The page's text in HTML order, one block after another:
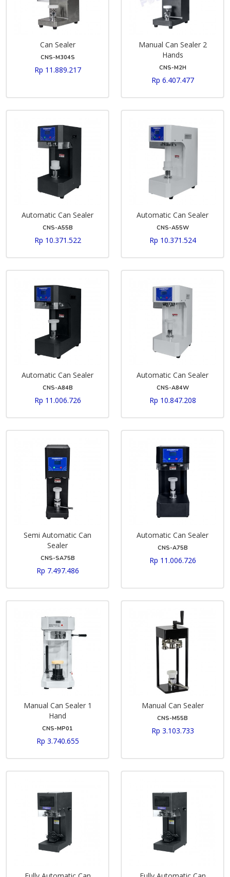
Can Sealer
CNS-M304S
Rp 11.889.217
Manual Can Sealer 2
Hands
CNS-M2H
Rp 6.407.477
Automatic Can Sealer
CNS-A55B
Rp 10.371.522
Automatic Can Sealer
CNS-A55W
Rp 10.371.524
Automatic Can Sealer
CNS-A84B
Rp 11.006.726
Automatic Can Sealer
CNS-A84W
Rp 10.847.208
Semi Automatic Can
Sealer
CNS-SA75B
Rp 7.497.486
Automatic Can Sealer
CNS-A75B
Rp 11.006.726
Manual Can Sealer 1
Hand
CNS-MP01
Rp 3.740.655
Manual Can Sealer
CNS-M55B
Rp 3.103.733